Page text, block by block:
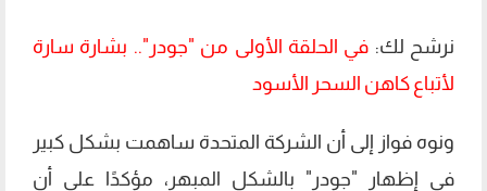
نرشح لك: في الحلقة الأولى من "جودر".. بشارة سارة
لأتباع كاهن السحر الأسود
ونوه فواز إلى أن الشركة المتحدة ساهمت بشكل كبير
في إظهار "جودر" بالشكل المبهر، مؤكدًا على أن